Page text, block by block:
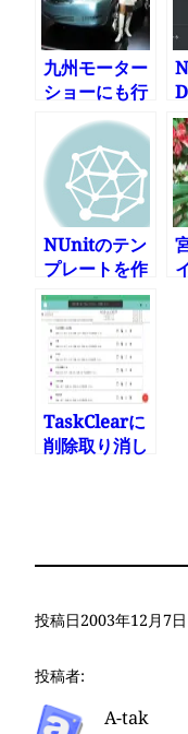
九州モーター
ショーにも行
ってきた
NUnitのテン
プレートを作
成する方法
TaskClearに
削除取り消し
投稿日2003年12月7日
投稿者:
A-tak